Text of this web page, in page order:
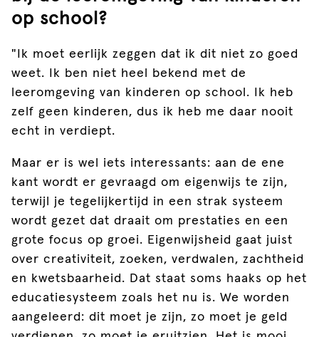
op school?
"Ik moet eerlijk zeggen dat ik dit niet zo goed
weet. Ik ben niet heel bekend met de
leeromgeving van kinderen op school. Ik heb
zelf geen kinderen, dus ik heb me daar nooit
echt in verdiept.
Maar er is wel iets interessants: aan de ene
kant wordt er gevraagd om eigenwijs te zijn,
terwijl je tegelijkertijd in een strak systeem
wordt gezet dat draait om prestaties en een
grote focus op groei. Eigenwijsheid gaat juist
over creativiteit, zoeken, verdwalen, zachtheid
en kwetsbaarheid. Dat staat soms haaks op het
educatiesysteem zoals het nu is. We worden
aangeleerd: dit moet je zijn, zo moet je geld